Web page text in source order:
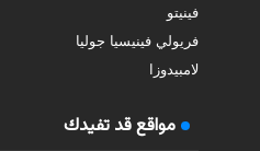
فينيتو
فريولي فينيسيا جوليا
لامبيدوزا
مواقع قد تفيدك